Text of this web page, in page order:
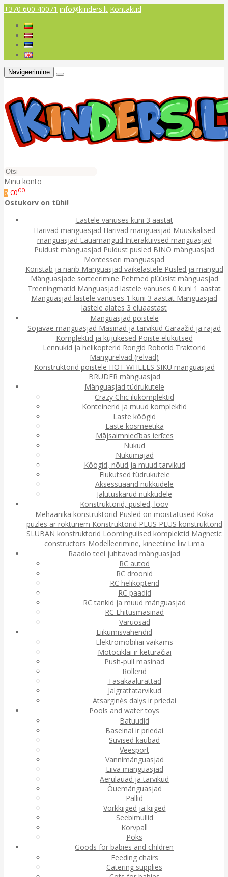
+370 600 40071 info@kinders.lt Kontaktid
Navigeerimine
Minu konto
0 €000
Ostukorv on tühi!
Lastele vanuses kuni 3 aastat
Harivad mänguasjad Harivad mänguasjad Muusikalised
mänguasjad Lauamängud Interaktiivsed mänguasjad
Puidust mänguasjad Puidust pusled BINO mänguasjad
Montessori mänguasjad
Kõristab ja närib Mänguasjad väikelastele Pusled ja mängud
Mänguasjade sorteerimine Pehmed plüüsist mänguasjad
Treeningmatid Mänguasjad lastele vanuses 0 kuni 1 aastat
Mänguasjad lastele vanuses 1 kuni 3 aastat Mänguasjad
lastele alates 3 eluaastast
Mänguasjad poistele
Sõjaväe mänguasjad Masinad ja tarvikud Garaažid ja rajad
Komplektid ja kujukesed Poiste elukutsed
Lennukid ja helikopterid Rongid Robotid Traktorid
Mängurelvad (relvad)
Konstruktorid poistele HOT WHEELS SIKU mänguasjad
BRUDER mänguasjad
Mänguasjad tüdrukutele
Crazy Chic ilukomplektid
Konteinerid ja muud komplektid
Laste köögid
Laste kosmeetika
Mājsaimniecības ierīces
Nukud
Nukumajad
Köögid, nõud ja muud tarvikud
Elukutsed tüdrukutele
Aksessuaarid nukkudele
Jalutuskärud nukkudele
Konstruktorid, pusled, loov
Mehaanika konstruktorid Pusled on mõistatused Koka
puzles ar rokturiem Konstruktorid PLUS PLUS konstruktorid
SLUBAN konstruktorid Loomingulised komplektid Magnetic
constructors Modelleerimine, kineetiline liiv Lima
Raadio teel juhitavad mänguasjad
RC autod
RC droonid
RC helikopterid
RC paadid
RC tankid ja muud mänguasjad
RC Ehitusmasinad
Varuosad
Liikumisvahendid
Elektromobiliai vaikams
Motociklai ir keturačiai
Push-pull masinad
Rollerid
Tasakaalurattad
Jalgrattatarvikud
Atsarginės dalys ir priedai
Pools and water toys
Batuudid
Baseinai ir priedai
Suvised kaubad
Veesport
Vannimänguasjad
Liiva mänguasjad
Aerulauad ja tarvikud
Õuemänguasjad
Pallid
Võrkkiiged ja kiiged
Seebimullid
Korvpall
Poks
Goods for babies and children
Feeding chairs
Catering supplies